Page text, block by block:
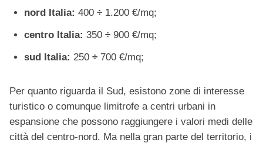
nord Italia: 400 ÷ 1.200 €/mq;
centro Italia: 350 ÷ 900 €/mq;
sud Italia: 250 ÷ 700 €/mq;
Per quanto riguarda il Sud, esistono zone di interesse
turistico o comunque limitrofe a centri urbani in
espansione che possono raggiungere i valori medi delle
città del centro-nord. Ma nella gran parte del territorio, i